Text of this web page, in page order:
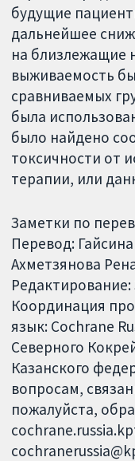
будущие
дальнейшее
на близлежащие
выживаемость
сравниваемых
была
было найдено
токсичности от
терапии, или
Заметки по
Перевод:
Ахметзянова
Координация
язык: Cochrane
Северного
Казанского
вопросам,
пожалуйста,